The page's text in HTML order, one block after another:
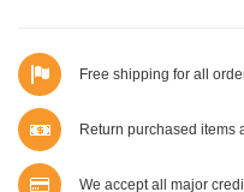
Free shipping for all
Return purchased items
We accept all major